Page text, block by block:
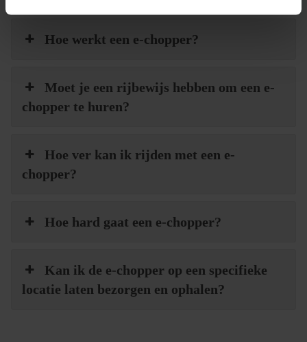
Hoe werkt een e-chopper?
Moet je een rijbewijs hebben om een e-
chopper te huren?
Hoe ver kan ik rijden met een e-
chopper?
Hoe hard gaat een e-chopper?
Kan ik de e-chopper op een specifieke
locatie laten bezorgen en ophalen?